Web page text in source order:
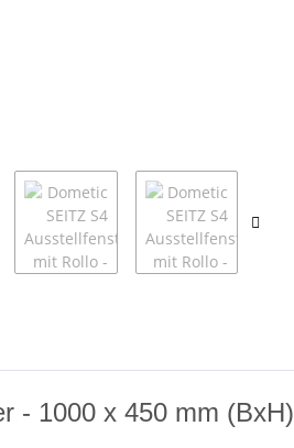
- 1000 x 450 mm (BxH)